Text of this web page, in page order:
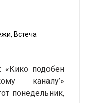
, Встеча
«Кико подобен
каналу’»
понедельник,